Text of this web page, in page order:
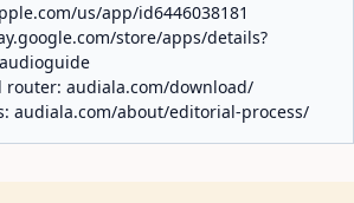
us/app/id6446038181
store/apps/details?
router: audiala.com/download/
audiala.com/about/editorial-process/